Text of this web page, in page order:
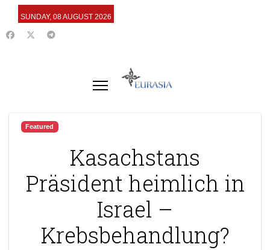
SUNDAY, 08 AUGUST 2026
Featured
Kasachstans
Präsident heimlich in
Israel –
Krebsbehandlung?